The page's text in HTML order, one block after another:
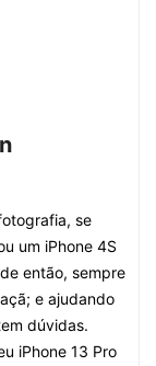
se
um iPhone 4S
então, sempre
e ajudando
dúvidas.
iPhone 13 Pro